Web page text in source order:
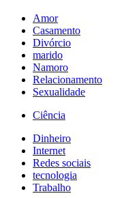
Amor
Casamento
Divórcio
marido
Namoro
Relacionamento
Sexualidade
Ciência
Dinheiro
Internet
Redes sociais
tecnologia
Trabalho